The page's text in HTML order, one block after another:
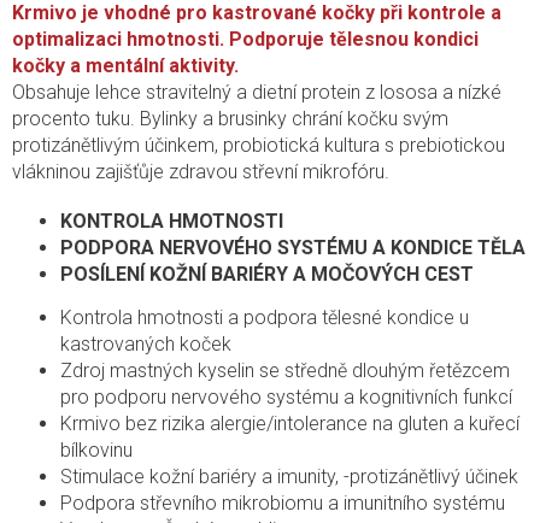
Krmivo je vhodné pro kastrované kočky při kontrole a
optimalizaci hmotnosti. Podporuje tělesnou kondici
kočky a mentální aktivity.
Obsahuje lehce stravitelný a dietní protein z lososa a nízké
procento tuku. Bylinky a brusinky chrání kočku svým
protizánětlivým účinkem, probiotická kultura s prebiotickou
vlákninou zajišťůje zdravou střevní mikrofóru.
KONTROLA HMOTNOSTI
PODPORA NERVOVÉHO SYSTÉMU A KONDICE TĚLA
POSÍLENÍ KOŽNÍ BARIÉRY A MOČOVÝCH CEST
Kontrola hmotnosti a podpora tělesné kondice u
kastrovaných koček
Zdroj mastných kyselin se středně dlouhým řetězcem
pro podporu nervového systému a kognitivních funkcí
Krmivo bez rizika alergie/intolerance na gluten a kuřecí
bílkovinu
Stimulace kožní bariéry a imunity, -protizánětlivý účinek
Podpora střevního mikrobiomu a imunitního systému